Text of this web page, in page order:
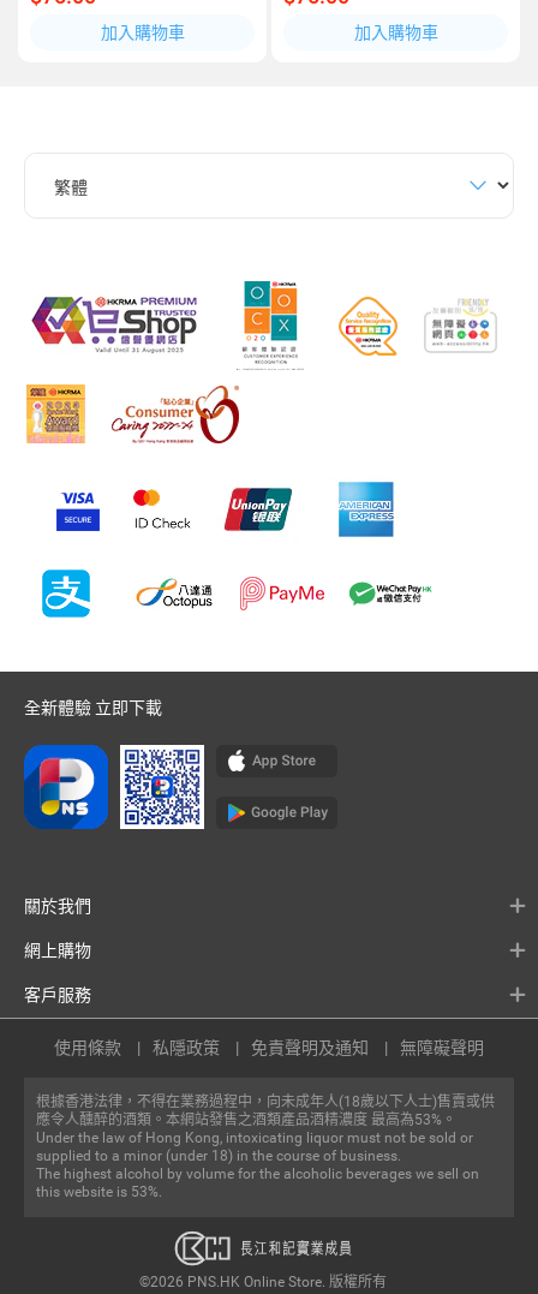
加入購物車 加入購物車
全新體驗 立即下載
關於我們
網上購物
客戶服務
根據香港法律，不得在業務過程中，向未成年人(18歲以下人士)售賣或供
應令人醺醉的酒類。本網站發售之酒類產品酒精濃度 最高為53%。
Under the law of Hong Kong, intoxicating liquor must not be sold or
supplied to a minor (under 18) in the course of business.
The highest alcohol by volume for the alcoholic beverages we sell on
this website is 53%.
©2026 PNS.HK Online Store. 版權所有
使用條款 私隱政策 免責聲明及通知 無障礙聲明